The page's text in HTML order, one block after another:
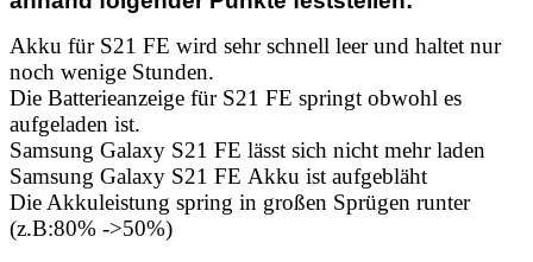
Akku für S21 FE wird sehr schnell leer und haltet nur
noch wenige Stunden.
Die Batterieanzeige für S21 FE springt obwohl es
aufgeladen ist.
Samsung Galaxy S21 FE lässt sich nicht mehr laden
Samsung Galaxy S21 FE Akku ist aufgebläht
Die Akkuleistung spring in großen Sprügen runter
(z.B:80% ->50%)